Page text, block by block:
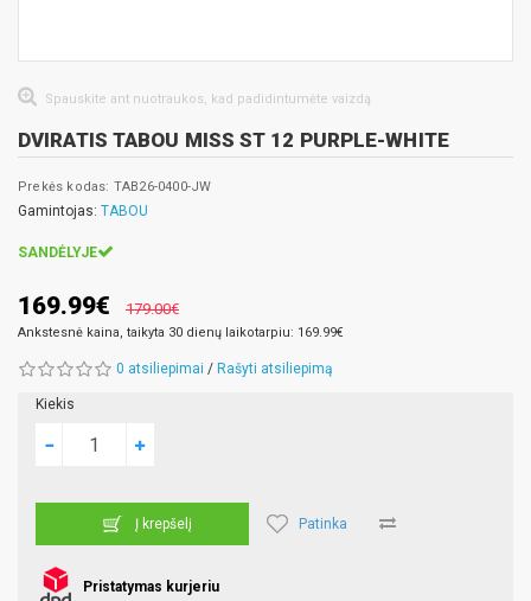
Spauskite ant nuotraukos, kad padidintumėte vaizdą
DVIRATIS TABOU MISS ST 12 PURPLE-WHITE
Prekės kodas: TAB26-0400-JW
Gamintojas: TABOU
SANDĖLYJE
169.99€ 179.00€
Ankstesnė kaina, taikyta 30 dienų laikotarpiu: 169.99€
0 atsiliepimai / Rašyti atsiliepimą
Kiekis
Į krepšelį Patinka
Pristatymas kurjeriu